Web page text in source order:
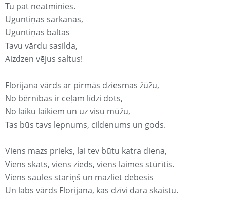
Tu pat neatminies.
Uguntiņas sarkanas,
Uguntiņas baltas
Tavu vārdu sasilda,
Aizdzen vējus saltus!
Florijana vārds ar pirmās dziesmas žūžu,
No bērnības ir ceļam līdzi dots,
No laiku laikiem un uz visu mūžu,
Tas būs tavs lepnums, cildenums un gods.
Viens mazs prieks, lai tev būtu katra diena,
Viens skats, viens zieds, viens laimes stūrītis.
Viens saules stariņš un mazliet debesis
Un labs vārds Florijana, kas dzīvi dara skaistu.